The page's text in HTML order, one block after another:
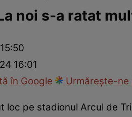
Paparazzii Click!
noi s-a ratat
16:01
în Google
Urmărește-
loc pe stadionul Arcul de